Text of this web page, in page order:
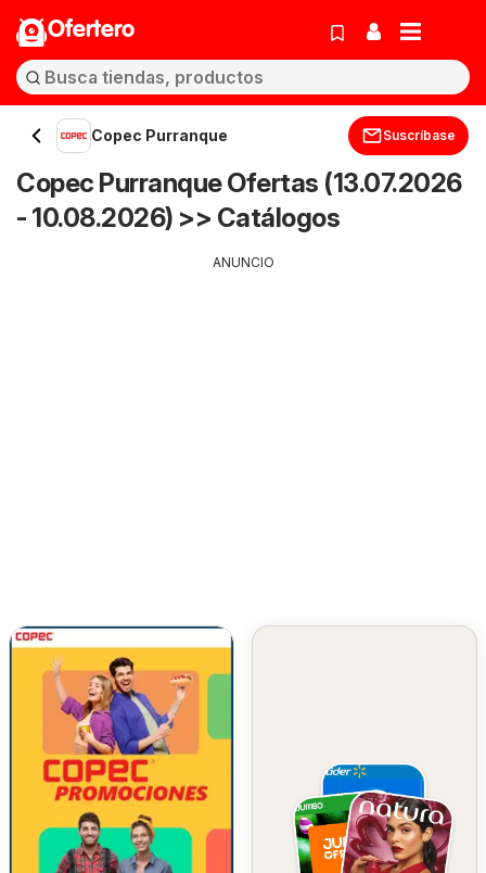
Ofertero
Copec Purranque Suscríbase
Copec Purranque Ofertas (13.07.2026
- 10.08.2026) >> Catálogos
ANUNCIO